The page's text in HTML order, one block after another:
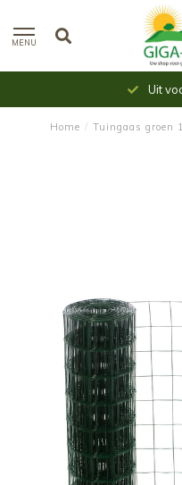
MENU
Uit
Home / Tuingaas groen